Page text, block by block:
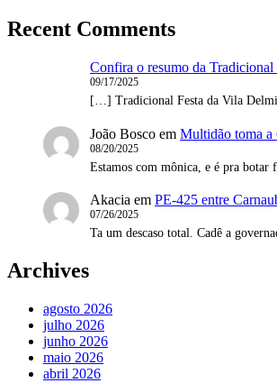
Recent Comments
Confira o resumo da
09/17/2025
[…] Tradicional Festa da Vila
João Bosco em Multidão toma a
08/20/2025
Estamos com mônica, e é pra botar
Akacia em PE-425 entre
07/26/2025
Ta um descaso total. Cadê a
Archives
agosto 2026
julho 2026
junho 2026
maio 2026
abril 2026